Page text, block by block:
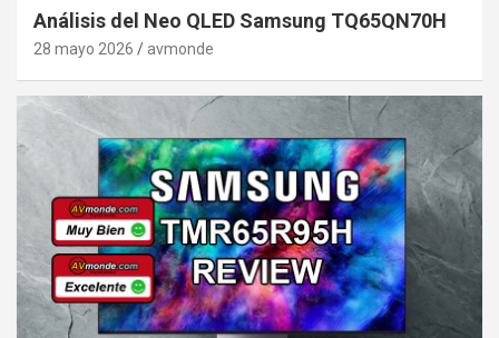
Análisis del Neo QLED Samsung TQ65QN70H
28 mayo 2026 avmonde